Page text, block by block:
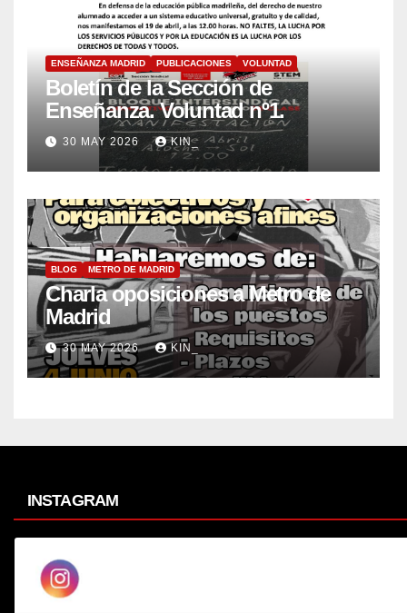
ENSEÑANZA MADRID PUBLICACIONES VOLUNTAD
Boletín de la Sección de
Enseñanza. Voluntad nº1.
30 MAY 2026 KIN_
BLOG METRO DE MADRID
Charla oposiciones a Metro de
Madrid
30 MAY 2026 KIN_
INSTAGRAM